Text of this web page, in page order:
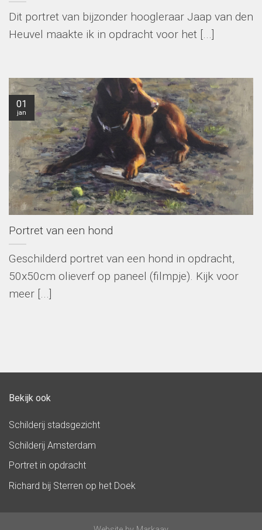
Dit portret van bijzonder hoogleraar Jaap van den
Heuvel maakte ik in opdracht voor het [...]
Portret van een hond
Geschilderd portret van een hond in opdracht,
50x50cm olieverf op paneel (filmpje). Kijk voor
meer [...]
01
jan
Bekijk ook
Schilderij stadsgezicht
Schilderij Amsterdam
Portret in opdracht
Richard bij Sterren op het Doek